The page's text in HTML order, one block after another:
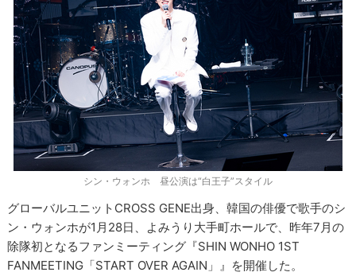
シン・ウォンホ 昼公演は“白王子”スタイル
グローバルユニットCROSS GENE出身、韓国の俳優で歌手のシ
ン・ウォンホが1月28日、よみうり大手町ホールで、昨年7月の
除隊初となるファンミーティング『SHIN WONHO 1ST
FANMEETING「START OVER AGAIN」』を開催した。